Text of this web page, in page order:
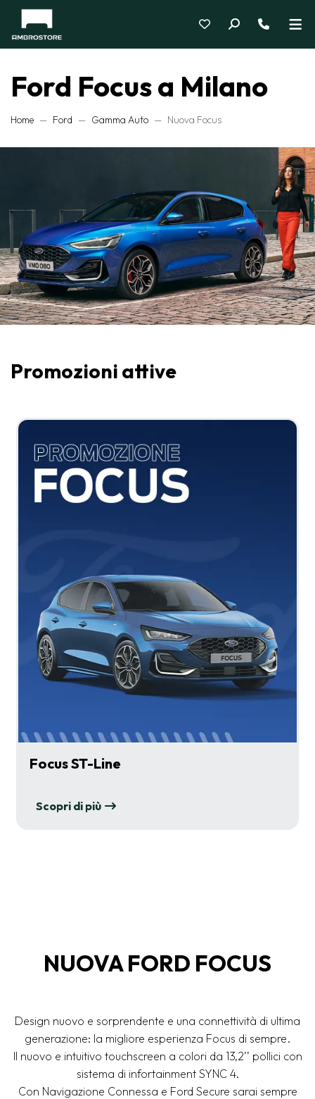
Ford Focus a Milano
Home Ford Gamma Auto Nuova Focus
Promozioni attive
Focus ST-Line
Scopri di più
NUOVA FORD FOCUS
Design nuovo e sorprendente e una connettività di ultima
generazione: la migliore esperienza Focus di sempre.
Il nuovo e intuitivo touchscreen a colori da 13,2’’ pollici con
sistema di infortainment SYNC 4.
Con Navigazione Connessa e Ford Secure sarai sempre